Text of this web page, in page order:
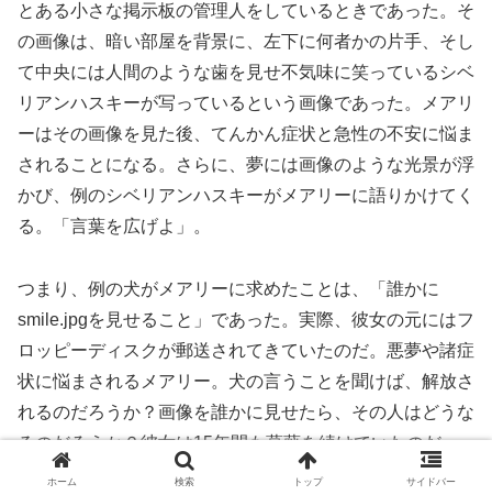
とある小さな掲示板の管理人をしているときであった。そ
の画像は、暗い部屋を背景に、左下に何者かの片手、そし
て中央には人間のような歯を見せ不気味に笑っているシベ
リアンハスキーが写っているという画像であった。メアリ
ーはその画像を見た後、てんかん症状と急性の不安に悩ま
されることになる。さらに、夢には画像のような光景が浮
かび、例のシベリアンハスキーがメアリーに語りかけてく
る。「言葉を広げよ」。
つまり、例の犬がメアリーに求めたことは、「誰かに
smile.jpgを見せること」であった。実際、彼女の元にはフ
ロッピーディスクが郵送されてきていたのだ。悪夢や諸症
状に悩まされるメアリー。犬の言うことを聞けば、解放さ
れるのだろうか？画像を誰かに見せたら、その人はどうな
るのだろうか？彼女は15年間も葛藤を続けていたのだ。
そして、Ｌとのインタビューの日、メアリーは画像を見ず
ホーム 検索 トップ サイドバー